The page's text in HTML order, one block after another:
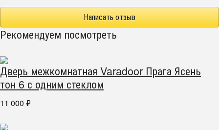
Написать отзыв
Рекомендуем посмотреть
Дверь межкомнатная Varadoor Прага Ясень
тон 6 с одним стеклом
11 000 ₽